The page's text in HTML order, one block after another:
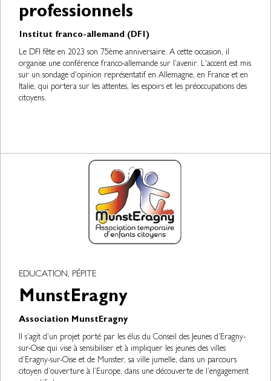
professionnels
Institut franco-allemand (DFI)
Le DFI fête en 2023 son 75ème anniversaire. A cette occasion, il
organise une conférence franco-allemande sur l’avenir. L'accent est mis
sur un sondage d'opinion représentatif en Allemagne, en France et en
Italie, qui portera sur les attentes, les espoirs et les préoccupations des
citoyens.
EDUCATION, PÉPITE
MunstEragny
Association MunstEragny
Il s’agit d’un projet porté par les élus du Conseil des Jeunes d’Eragny-
sur-Oise qui vise à sensibiliser et à impliquer les jeunes des villes
d’Eragny-sur-Oise et de Munster, sa ville jumelle, dans un parcours
citoyen d’ouverture à l’Europe, dans une découverte de l’engagement